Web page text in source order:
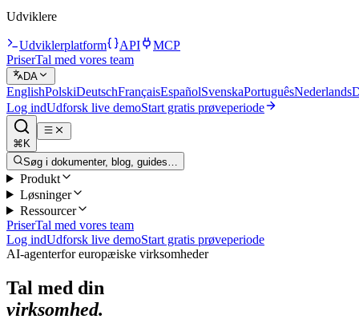
Udviklere
Udviklerplatform API
MCP
PriserTal med vores team
DA
EnglishPolskiDeutschFrançaisEspañolSvenskaPortuguêsNederlands
Log indUdforsk live demoStart gratis prøveperiode
⌘K
Søg i dokumenter, blog, guides…
Produkt
Løsninger
Ressourcer
PriserTal med vores team
Log indUdforsk live demoStart gratis prøveperiode
AI-agenterfor europæiske virksomheder
Tal med din
virksomhed.